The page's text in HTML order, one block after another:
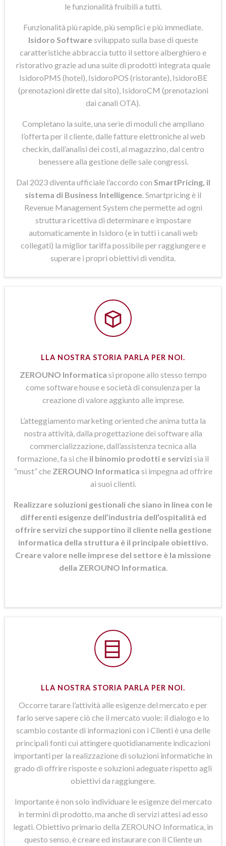
le funzionalità fruibili a tutti.
Funzionalità più rapide, più semplici e più immediate.
Isidoro Softwaresviluppato sulla base di queste
caratteristiche abbraccia tutto il settore alberghiero e
ristorativo grazie ad una suite di prodotti integrata quale
IsidoroPMS (hotel), IsidoroPOS (ristorante), IsidoroBE
(prenotazioni dirette dal sito), IsidoroCM (prenotazioni
dai canali OTA).
Completano la suite, una serie di moduli che ampliano
l’offerta per il cliente, dalle fatture elettroniche al web
checkin, dall’analisi dei costi, al magazzino, dal centro
benessere alla gestione delle sale congressi.
Dal 2023 diventa ufficiale l’accordo con SmartPricing, il
sistema di Business Intelligence . Smartpricing è il
Revenue Management System che permette ad ogni
struttura ricettiva di determinare e impostare
automaticamente in Isidoro (e in tutti i canali web
collegati) la miglior tariffa possibile per raggiungere e
superare i propri obiettivi di vendita.
LLA NOSTRA STORIA PARLA PER NOI.
ZEROUNO Informatica si propone allo stesso tempo
come software house e società di consulenza per la
creazione di valore aggiunto alle imprese.
L’atteggiamento marketing oriented che anima tutta la
nostra attività, dalla progettazione dei software alla
commercializzazione, dall’assistenza tecnica alla
formazione, fa si che il binomio prodotti e servizisia il
“must” che ZEROUNO Informatica si impegna ad offrire
ai suoi clienti.
Realizzare soluzioni gestionali che siano in linea con le
differenti esigenze dell’industria dell’ospitalità ed
offrire servizi che supportino il cliente nella gestione
informatica della struttura è il principale obiettivo.
Creare valore nelle imprese del settore è la missione
della ZEROUNO Informatica
LLA NOSTRA STORIA PARLA PER NOI.
Occorre tarare l’attività alle esigenze del mercato e per
farlo serve sapere ciò che il mercato vuole: il dialogo e lo
scambio costante di informazioni con i Clienti è una delle
principali fonti cui attingere quotidianamente indicazioni
importanti per la realizzazione di soluzioni informatiche in
grado di offrire risposte e soluzioni adeguate rispetto agli
obiettivi da raggiungere.
Importante è non solo individuare le esigenze del mercato
in termini di prodotto, ma anche di servizi attesi ad esso
legati. Obiettivo primario della ZEROUNO Informatica, in
questo senso, è creare ed instaurare con il Cliente un